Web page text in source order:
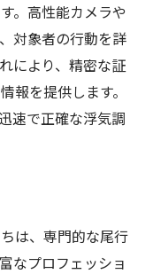
。高性能カメラや
対象者の行動を詳
により、精密な証
報を提供します。
速で正確な浮気調
は、専門的な尾行
なプロフェッショ